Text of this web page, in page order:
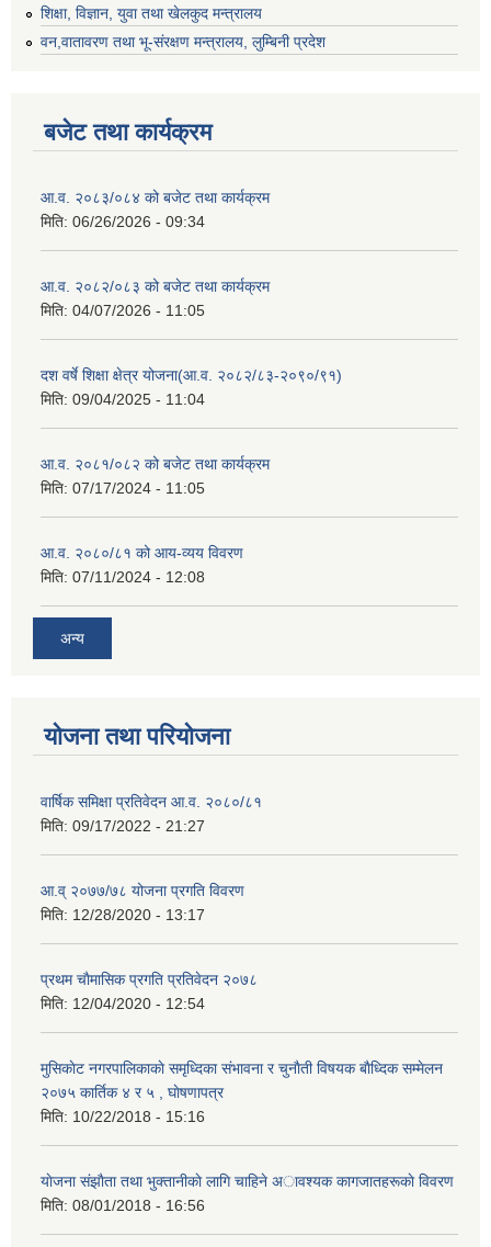
शिक्षा, विज्ञान, युवा तथा खेलकुद मन्‍‍त्रालय
वन,वातावरण तथा भू-संरक्षण मन्त्रालय, लुम्बिनी प्रदेश
बजेट तथा कार्यक्रम
आ.व. २०८३/०८४ को बजेट तथा कार्यक्रम
मिति: 06/26/2026 - 09:34
आ.व. २०८२/०८३ को बजेट तथा कार्यक्रम
मिति: 04/07/2026 - 11:05
दश वर्षे शिक्षा क्षेत्र योजना(आ.व. २०८२/८३-२०९०/९१)
मिति: 09/04/2025 - 11:04
आ.व. २०८१/०८२ को बजेट तथा कार्यक्रम
मिति: 07/17/2024 - 11:05
आ.व. २०८०/८१ को आय-व्यय विवरण
मिति: 07/11/2024 - 12:08
अन्य
योजना तथा परियोजना
वार्षिक समिक्षा प्रतिवेदन आ.व. २०८०/८१
मिति: 09/17/2022 - 21:27
आ.व् २०७७/७८ योजना प्रगति विवरण
मिति: 12/28/2020 - 13:17
प्रथम चाैमासिक प्रगति प्रतिवेदन २०७८
मिति: 12/04/2020 - 12:54
मुसिकाेट नगरपालिकाकाे समृध्दिका संभावना र चुनाैती विषयक बाैध्दिक सम्मेलन
२०७५ कार्तिक ४ र ५ , घाेषणापत्र
मिति: 10/22/2018 - 15:16
याेजना संझाैता तथा भुक्तानीकाे लागि चाहिने अावश्यक कागजातहरूकाे विवरण
मिति: 08/01/2018 - 16:56